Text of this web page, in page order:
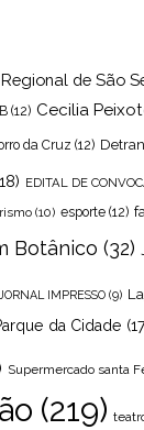
de São
(12) Cecilia
da Cruz (12) Detran
EDITAL DE
(10) esporte (12)
Botânico (32)
JORNAL IMPRESSO (9)
da Cidade
Supermercado santa
(219)